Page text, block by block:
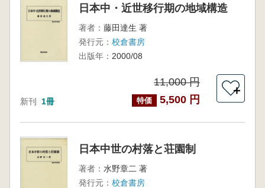
日本中・近世移行期の地域構造
著者： 藤田達生 著
発行元： 校倉書房
出版年： 2000/08
新刊 1冊
11,000 円
特価 5,500 円
＋
日本中世の村落と荘園制
著者： 水野章二 著
発行元： 校倉書房